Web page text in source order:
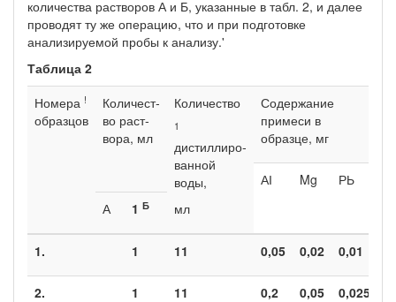
количества растворов А и Б, указанные в табл. 2, и далее
проводят ту же операцию, что и при подготовке
анализируемой пробы к анализу.'
Таблица 2
Номера !
образцов
Количест­
во раст­
вора, мл
Количество
1
дистиллиро­
ванной
воды,
мл
Содержание
примеси в
образце, мг
АІ Mg РЬ
А
1 Б
1. 1 11 0,05 0,02 0,01
2. 1 11 0,2 0,05 0,025